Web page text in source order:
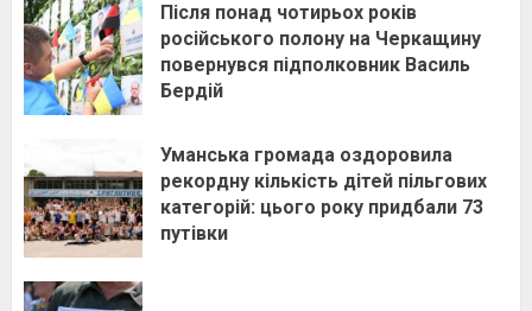
Після понад чотирьох років
російського полону на Черкащину
повернувся підполковник Василь
Бердій
Уманська громада оздоровила
рекордну кількість дітей пільгових
категорій: цього року придбали 73
путівки